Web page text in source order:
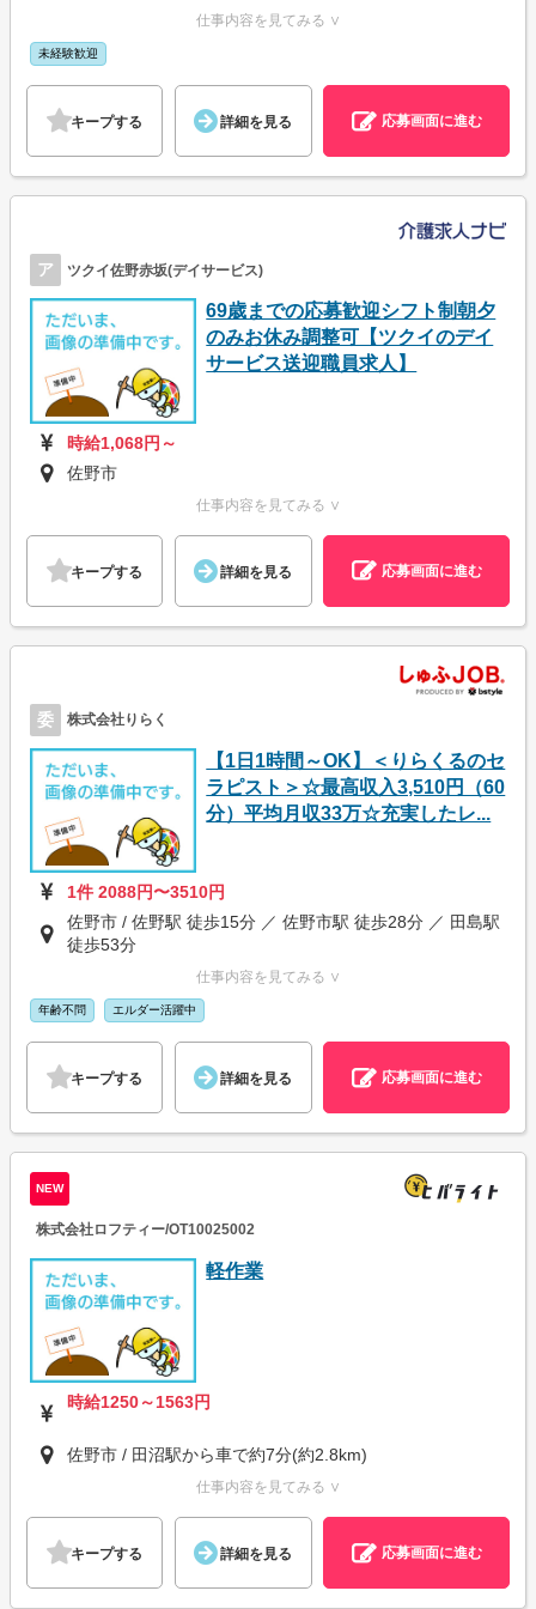
仕事内容を見てみる ∨
未経験歓迎
キープする 詳細を見る 応募画面に進む
ア ツクイ佐野赤坂(デイサービス)
69歳までの応募歓迎シフト制朝夕
のみお休み調整可【ツクイのデイ
サービス送迎職員求人】
時給1,068円～
佐野市
仕事内容を見てみる ∨
キープする 詳細を見る 応募画面に進む
委 株式会社りらく
【1日1時間～OK】＜りらくるのセ
ラピスト＞☆最高収入3,510円（60
分）平均月収33万☆充実したレ...
1件 2088円〜3510円
佐野市 / 佐野駅 徒歩15分 ／ 佐野市駅 徒歩28分 ／ 田島駅
徒歩53分
仕事内容を見てみる ∨
年齢不問 エルダー活躍中
キープする 詳細を見る 応募画面に進む
NEW
株式会社ロフティー/OT10025002
軽作業
時給1250～1563円
佐野市 / 田沼駅から車で約7分(約2.8km)
仕事内容を見てみる ∨
キープする 詳細を見る 応募画面に進む